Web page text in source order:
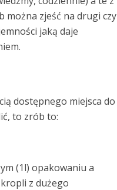
można zjeść na drugi czy
jaką daje
dostępnego miejsca do
to zrób to:
(1l) opakowaniu a
z dużego